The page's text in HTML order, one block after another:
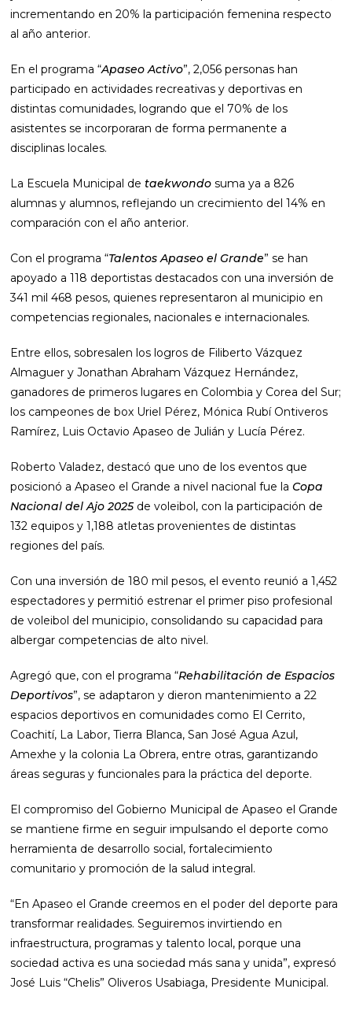
incrementando en 20% la participación femenina respecto
al año anterior.
En el programa “Apaseo Activo”, 2,056 personas han
participado en actividades recreativas y deportivas en
distintas comunidades, logrando que el 70% de los
asistentes se incorporaran de forma permanente a
disciplinas locales.
La Escuela Municipal detaekwondo suma ya a 826
alumnas y alumnos, reflejando un crecimiento del 14% en
comparación con el año anterior.
Con el programa “Talentos Apaseo el Grande” se han
apoyado a 118 deportistas destacados con una inversión de
341 mil 468 pesos, quienes representaron al municipio en
competencias regionales, nacionales e internacionales.
Entre ellos, sobresalen los logros de Filiberto Vázquez
Almaguer y Jonathan Abraham Vázquez Hernández,
ganadores de primeros lugares en Colombia y Corea del Sur;
los campeones de box Uriel Pérez, Mónica Rubí Ontiveros
Ramírez, Luis Octavio Apaseo de Julián y Lucía Pérez.
Roberto Valadez, destacó que uno de los eventos que
posicionó a Apaseo el Grande a nivel nacional fue laCopa
Nacional del Ajo 2025de voleibol, con la participación de
132 equipos y 1,188 atletas provenientes de distintas
regiones del país.
Con una inversión de 180 mil pesos, el evento reunió a 1,452
espectadores y permitió estrenar el primer piso profesional
de voleibol del municipio, consolidando su capacidad para
albergar competencias de alto nivel.
Agregó que, con el programa “Rehabilitación de Espacios
Deportivos”, se adaptaron y dieron mantenimiento a 22
espacios deportivos en comunidades como El Cerrito,
Coachití, La Labor, Tierra Blanca, San José Agua Azul,
Amexhe y la colonia La Obrera, entre otras, garantizando
áreas seguras y funcionales para la práctica del deporte.
El compromiso del Gobierno Municipal de Apaseo el Grande
se mantiene firme en seguir impulsando el deporte como
herramienta de desarrollo social, fortalecimiento
comunitario y promoción de la salud integral.
“En Apaseo el Grande creemos en el poder del deporte para
transformar realidades. Seguiremos invirtiendo en
infraestructura, programas y talento local, porque una
sociedad activa es una sociedad más sana y unida”, expresó
José Luis “Chelis” Oliveros Usabiaga, Presidente Municipal.